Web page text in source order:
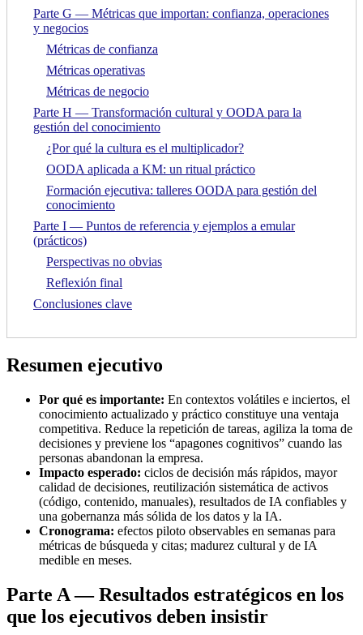
Parte G — Métricas que importan: confianza, operaciones
y negocios
Métricas de confianza
Métricas operativas
Métricas de negocio
Parte H — Transformación cultural y OODA para la
gestión del conocimiento
¿Por qué la cultura es el multiplicador?
OODA aplicada a KM: un ritual práctico
Formación ejecutiva: talleres OODA para gestión del
conocimiento
Parte I — Puntos de referencia y ejemplos a emular
(prácticos)
Perspectivas no obvias
Reflexión final
Conclusiones clave
Resumen ejecutivo
Por qué es importante: En contextos volátiles e inciertos, el
conocimiento actualizado y práctico constituye una ventaja
competitiva. Reduce la repetición de tareas, agiliza la toma de
decisiones y previene los “apagones cognitivos” cuando las
personas abandonan la empresa.
Impacto esperado: ciclos de decisión más rápidos, mayor
calidad de decisiones, reutilización sistemática de activos
(código, contenido, manuales), resultados de IA confiables y
una gobernanza más sólida de los datos y la IA.
Cronograma: efectos piloto observables en semanas para
métricas de búsqueda y citas; madurez cultural y de IA
medible en meses.
Parte A — Resultados estratégicos en los
que los ejecutivos deben insistir